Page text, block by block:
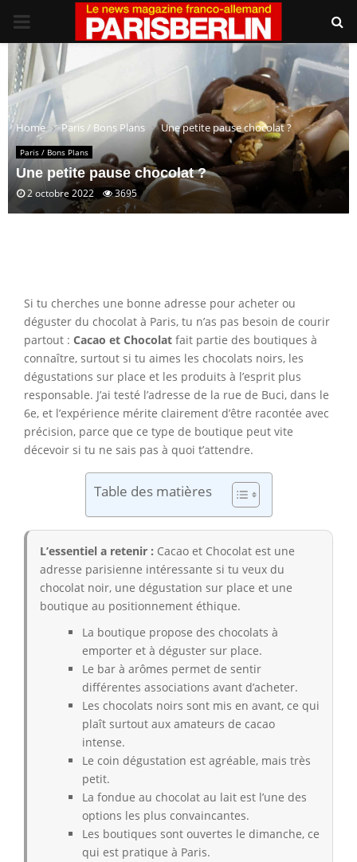
PRIMARY
MENU
Home Paris / Bons Plans Une petite pause chocolat ?
Paris / Bons Plans
Une petite pause chocolat ?
2 octobre 2022 3695
Si tu cherches une bonne adresse pour acheter ou
déguster du chocolat à Paris, tu n’as pas besoin de courir
partout : Cacao et Chocolat fait partie des boutiques à
connaître, surtout si tu aimes les chocolats noirs, les
dégustations sur place et les produits à l’esprit plus
responsable. J’ai testé l’adresse de la rue de Buci, dans le
6e, et l’expérience mérite clairement d’être racontée avec
précision, parce que ce type de boutique peut vite
décevoir si tu ne sais pas à quoi t’attendre.
Table des matières
L’essentiel a retenir : Cacao et Chocolat est une
adresse parisienne intéressante si tu veux du
chocolat noir, une dégustation sur place et une
boutique au positionnement éthique.
La boutique propose des chocolats à
emporter et à déguster sur place.
Le bar à arômes permet de sentir
différentes associations avant d’acheter.
Les chocolats noirs sont mis en avant, ce qui
plaît surtout aux amateurs de cacao
intense.
Le coin dégustation est agréable, mais très
petit.
La fondue au chocolat au lait est l’une des
options les plus convaincantes.
Les boutiques sont ouvertes le dimanche, ce
qui est pratique à Paris.